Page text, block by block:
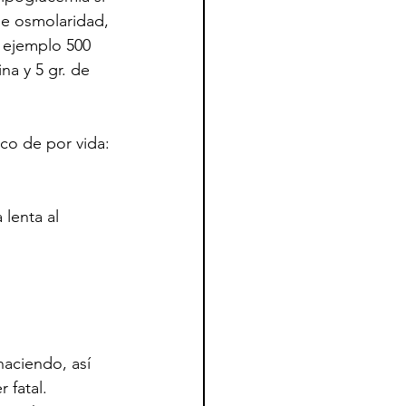
osmolaridad,
500
y 5 gr. de
de por vida:
al
así
fatal.